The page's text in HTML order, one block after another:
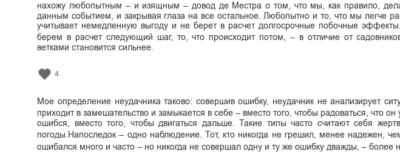
нахожу любопытным – и изящным – довод де Местра о том, что мы, как правило,
данным событием, и закрывая глаза на все остальное. Любопытно и то, что мы легче
учитывает немедленную выгоду и не берет в расчет долгосрочные побочные
берем в расчет следующий шаг, то, что происходит потом, – в отличие от
ветками становится сильнее.
4
Мое определение неудачника таково: совершив ошибку, неудачник не анализирует
приходит в замешательство и замыкается в себе – вместо того, чтобы радоваться, что
ошибся, вместо того, чтобы двигаться дальше. Такие типы часто считают себя
погоды.Напоследок – одно наблюдение. Тот, кто никогда не грешил, менее надежен,
ошибался много и часто – но никогда не совершал одну и ту же ошибку дважды, – более